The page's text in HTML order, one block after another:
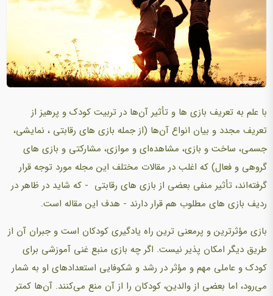
با علم به تعریف بازی‌ ها و تأثیر آن‌ها در تربیت کودک و پرهیز از
تعریف مجدد و بیان انواع آن‌ها (از جمله بازی‌ های رقابتی ، نمایشی،
جسمی، ساخت و بازی، مشاهده‌ای و موازی، مشارکتی و بازی‌ های
گروهی و فعال) که اغلب در مقالات مختلف این مجله مورد توجه قرار
گرفته‌اند، تأثیر منفی بعضی از بازی‌ های رقابتی - که شاید در ظاهر در
ردیف بازی‌ های مطلوب هم قرار دارند - هدف این مقاله است.
بازی مؤثرترین و پرمعنی ترین راه یادگیری کودکان است و جبران آن از
طریق دیگر امکان پذیر نیست. اگر چه بازی منبع غنی آموزشی برای
کودک و عاملی مهم و مؤثر در رشد و شکوفایی استعدادهای او به شمار
می‌رود، اما بعضی از والدین، کودکان را از آن منع می‌کنند. آن‌ها کمتر